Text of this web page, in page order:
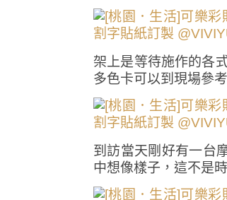
架上是等待施作的各
多色卡可以到現場參
到訪當天剛好有一台
中想像樣子，這不是